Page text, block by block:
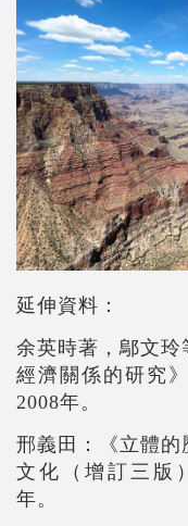
延伸資料：
余英時著，鄔文
經濟關係的研究
2008年。
邢義田：《立體
文化（增訂三版
年。